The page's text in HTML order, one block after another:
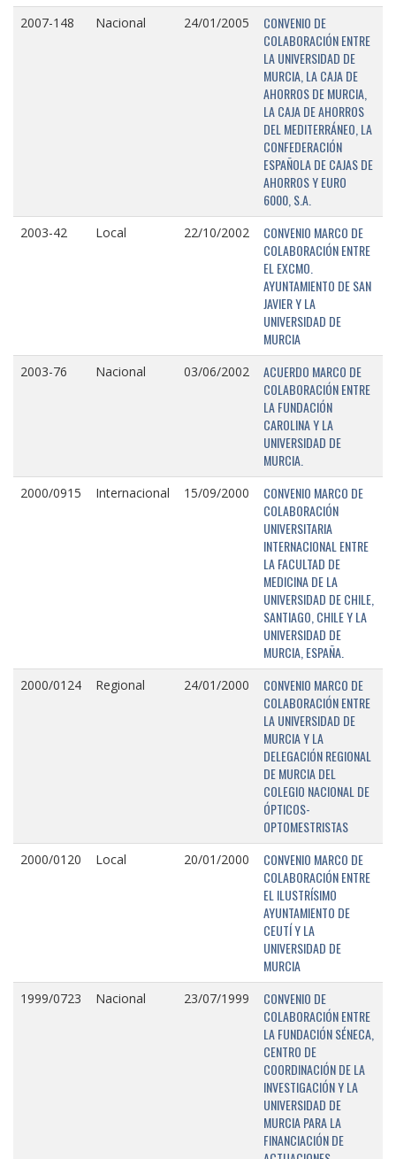
2007-148 Nacional 24/01/2005
CONVENIO DE
COLABORACIÓN ENTRE
LA UNIVERSIDAD DE
MURCIA, LA CAJA DE
AHORROS DE MURCIA,
LA CAJA DE AHORROS
DEL MEDITERRÁNEO, LA
CONFEDERACIÓN
ESPAÑOLA DE CAJAS DE
AHORROS Y EURO
6000, S.A.
2003-42 Local 22/10/2002
CONVENIO MARCO DE
COLABORACIÓN ENTRE
EL EXCMO.
AYUNTAMIENTO DE SAN
JAVIER Y LA
UNIVERSIDAD DE
MURCIA
2003-76 Nacional 03/06/2002
ACUERDO MARCO DE
COLABORACIÓN ENTRE
LA FUNDACIÓN
CAROLINA Y LA
UNIVERSIDAD DE
MURCIA.
2000/0915 Internacional 15/09/2000
CONVENIO MARCO DE
COLABORACIÓN
UNIVERSITARIA
INTERNACIONAL ENTRE
LA FACULTAD DE
MEDICINA DE LA
UNIVERSIDAD DE CHILE,
SANTIAGO, CHILE Y LA
UNIVERSIDAD DE
MURCIA, ESPAÑA.
2000/0124 Regional 24/01/2000
CONVENIO MARCO DE
COLABORACIÓN ENTRE
LA UNIVERSIDAD DE
MURCIA Y LA
DELEGACIÓN REGIONAL
DE MURCIA DEL
COLEGIO NACIONAL DE
ÓPTICOS-
OPTOMESTRISTAS
2000/0120 Local 20/01/2000
CONVENIO MARCO DE
COLABORACIÓN ENTRE
EL ILUSTRÍSIMO
AYUNTAMIENTO DE
CEUTÍ Y LA
UNIVERSIDAD DE
MURCIA
1999/0723 Nacional 23/07/1999
CONVENIO DE
COLABORACIÓN ENTRE
LA FUNDACIÓN SÉNECA,
CENTRO DE
COORDINACIÓN DE LA
INVESTIGACIÓN Y LA
UNIVERSIDAD DE
MURCIA PARA LA
FINANCIACIÓN DE